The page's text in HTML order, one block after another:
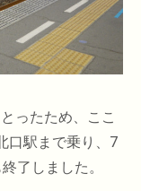
ったため、ここ
口駅まで乗り、7
了しました。